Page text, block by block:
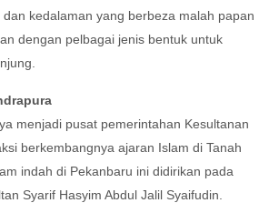
kedalaman yang berbeza malah papan
dengan pelbagai jenis bentuk untuk
menjadi pusat pemerintahan Kesultanan
berkembangnya ajaran Islam di Tanah
indah di Pekanbaru ini didirikan pada
Syarif Hasyim Abdul Jalil Syaifudin.